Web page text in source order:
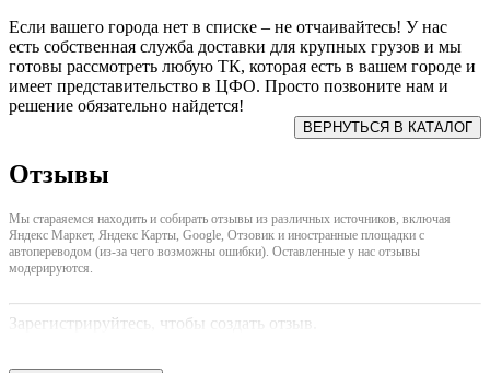
Если вашего города нет в списке – не отчаивайтесь! У нас
есть собственная служба доставки для крупных грузов и мы
готовы рассмотреть любую ТК, которая есть в вашем городе и
имеет представительство в ЦФО. Просто позвоните нам и
решение обязательно найдется!
Отзывы
Мы стараяемся находить и собирать отзывы из различных источников, включая
Яндекс Маркет, Яндекс Карты, Google, Отзовик и иностранные площадки с
автопереводом (из-за чего возможны ошибки). Оставленные у нас отзывы
модерируются.
Зарегистрируйтесь, чтобы создать отзыв.